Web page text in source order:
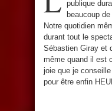
publique
beaucoup
Notre quotidien
durant tout le
Sébastien Giray et
même quand il est
joie que je
pour être enfin